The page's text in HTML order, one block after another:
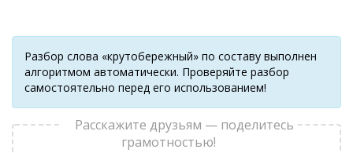
Разбор слова «крутобережный» по составу выполнен
алгоритмом автоматически. Проверяйте разбор
самостоятельно перед его использованием!
Расскажите друзьям — поделитесь
грамотностью!